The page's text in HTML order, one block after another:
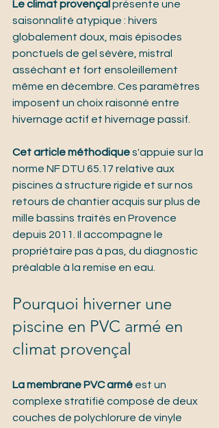
Le climat provençal présente une
saisonnalité atypique : hivers
globalement doux, mais épisodes
ponctuels de gel sévère, mistral
asséchant et fort ensoleillement
même en décembre. Ces paramètres
imposent un choix raisonné entre
hivernage actif et hivernage passif.
Cet article méthodique s'appuie sur la
norme NF DTU 65.17 relative aux
piscines à structure rigide et sur nos
retours de chantier acquis sur plus de
mille bassins traités en Provence
depuis 2011. Il accompagne le
propriétaire pas à pas, du diagnostic
préalable à la remise en eau.
Pourquoi hiverner une
piscine en PVC armé en
climat provençal
La membrane PVC armé est un
complexe stratifié composé de deux
couches de polychlorure de vinyle